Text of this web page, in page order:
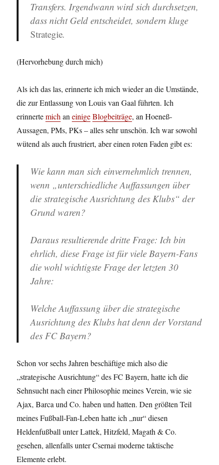
Transfers. Irgendwann wird sich durchsetzen,
dass nicht Geld entscheidet, sondern kluge
Strategie.
(Hervorhebung durch mich)
Als ich das las, erinnerte ich mich wieder an die Umstände,
die zur Entlassung von Louis van Gaal führten. Ich
erinnertemichaneinige Blogbeiträge, an Hoeneß-
Aussagen, PMs, PKs – alles sehr unschön. Ich war sowohl
wütend als auch frustriert, aber einen roten Faden gibt es:
Wie kann man sich einvernehmlich trennen,
wenn „unterschiedliche Auffassungen über
die strategische Ausrichtung des Klubs“ der
Grund waren?
Daraus resultierende dritte Frage: Ich bin
ehrlich, diese Frage ist für viele Bayern-Fans
die wohl wichtigste Frage der letzten 30
Jahre:
Welche Auffassung über die strategische
Ausrichtung des Klubs hat denn der Vorstand
des FC Bayern?
Schon vor sechs Jahren beschäftige mich also die
„strategische Ausrichtung“ des FC Bayern, hatte ich die
Sehnsucht nach einer Philosophie meines Verein, wie sie
Ajax, Barca und Co. haben und hatten. Den größten Teil
meines Fußball-Fan-Leben hatte ich „nur“ diesen
Heldenfußball unter Lattek, Hitzfeld, Magath & Co.
gesehen, allenfalls unter Csernai moderne taktische
Elemente erlebt.